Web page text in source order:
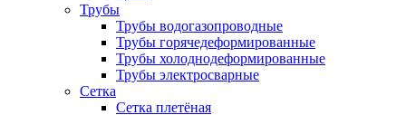
Трубы
Трубы водогазопроводные
Трубы горячедеформированные
Трубы холоднодеформированные
Трубы электросварные
Сетка
Сетка плетёная